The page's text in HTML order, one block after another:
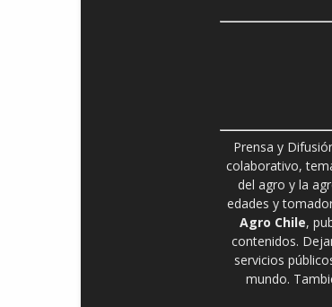
Prensa y
colaborativo,
del agro y la
edades y
Agro Chile,
contenidos.
servicios
mundo.